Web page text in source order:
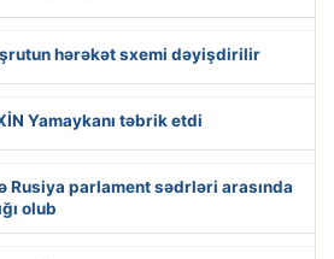
hərəkət sxemi dəyişdirilir
Yamaykanı təbrik etdi
Rusiya parlament sədrləri arasında
olub